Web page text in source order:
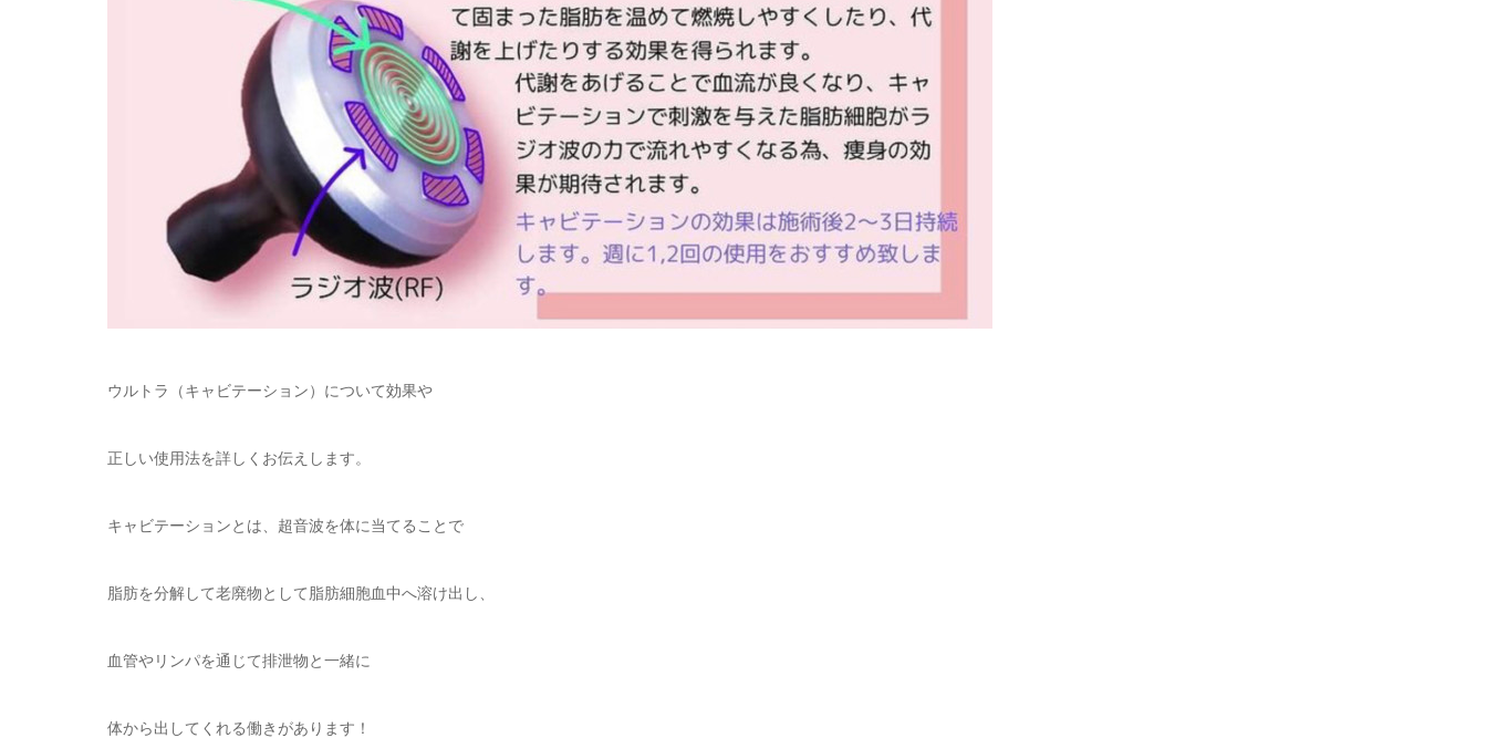
ウルトラ（キャビテーション）について効果や
正しい使用法を詳しくお伝えします。
キャビテーションとは、超音波を体に当てることで
脂肪を分解して老廃物として脂肪細胞血中へ溶け出し、
血管やリンパを通じて排泄物と一緒に
体から出してくれる働きがあります！